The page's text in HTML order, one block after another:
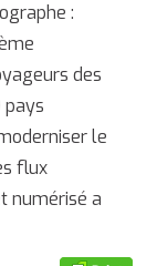
:
des
pays
le
flux
numérisé a